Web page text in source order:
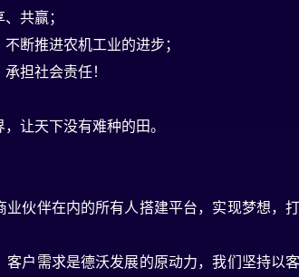
共赢；
断推进农机工业的进步；
担社会责任！
让天下没有难种的田。
业伙伴在内的所有人搭建平台，实现梦想，
客户需求是德沃发展的原动力，我们坚持以